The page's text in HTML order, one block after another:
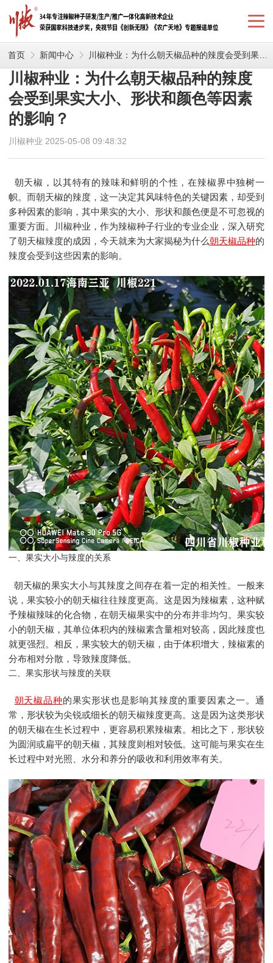
首页 新闻中心 川椒种业：为什么朝天椒品种的辣度会受到果实大小、形状和颜色等因素的影响？
川椒种业：为什么朝天椒品种的辣度
会受到果实大小、形状和颜色等因素
的影响？
川椒种业 2025-05-08 09:48:32
朝天椒，以其特有的辣味和鲜明的个性，在辣椒界中独树一
帜。而朝天椒的辣度，这一决定其风味特色的关键因素，却受到
多种因素的影响，其中果实的大小、形状和颜色便是不可忽视的
重要方面。川椒种业，作为辣椒种子行业的专业企业，深入研究
了朝天椒辣度的成因，今天就来为大家揭秘为什么朝天椒品种的
辣度会受到这些因素的影响。
一、果实大小与辣度的关系
朝天椒的果实大小与其辣度之间存在着一定的相关性。一般来
说，果实较小的朝天椒往往辣度更高。这是因为辣椒素，这种赋
予辣椒辣味的化合物，在朝天椒果实中的分布并非均匀。果实较
小的朝天椒，其单位体积内的辣椒素含量相对较高，因此辣度也
就更强烈。相反，果实较大的朝天椒，由于体积增大，辣椒素的
分布相对分散，导致辣度降低。
二、果实形状与辣度的关联
朝天椒品种的果实形状也是影响其辣度的重要因素之一。通
常，形状较为尖锐或细长的朝天椒辣度更高。这是因为这类形状
的朝天椒在生长过程中，更容易积累辣椒素。相比之下，形状较
为圆润或扁平的朝天椒，其辣度则相对较低。这可能与果实在生
长过程中对光照、水分和养分的吸收和利用效率有关。